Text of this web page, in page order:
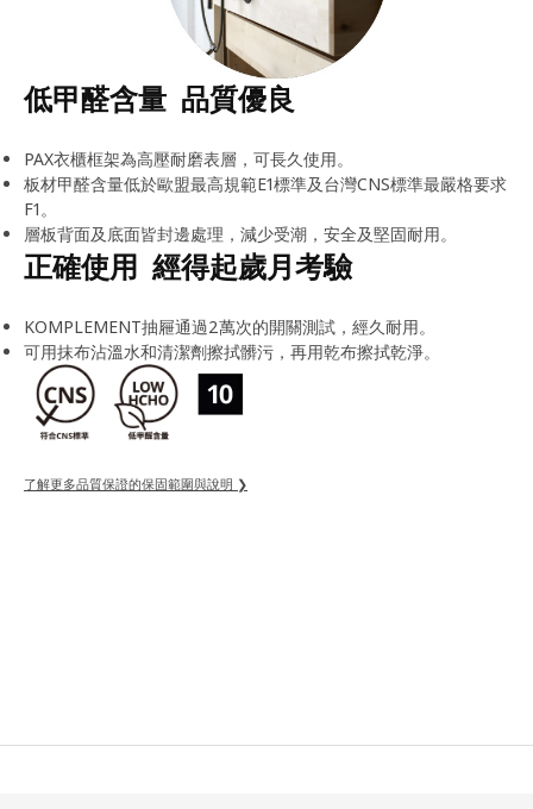
低甲醛含量 品質優良
PAX衣櫃框架為高壓耐磨表層，可長久使用。
板材甲醛含量低於歐盟最高規範E1標準及台灣CNS標準最嚴格要求
F1。
層板背面及底面皆封邊處理，減少受潮，安全及堅固耐用。
正確使用 經得起歲月考驗
KOMPLEMENT抽屜通過2萬次的開關測試，經久耐用。
可用抹布沾溫水和清潔劑擦拭髒污，再用乾布擦拭乾淨。
了解更多品質保證的保固範圍與說明 ❯